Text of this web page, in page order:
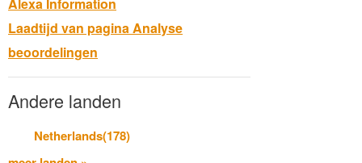
Laadtijd van pagina Analyse
beoordelingen
Andere landen
Netherlands(178)